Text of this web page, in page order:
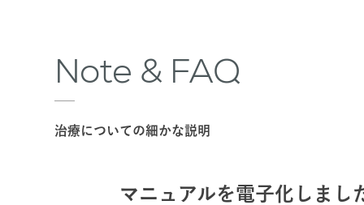
Note & FAQ
治療についての細かな説明
マニュアルを電子化しまし